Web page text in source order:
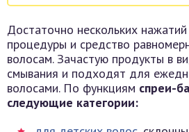
Достаточно нескольких
процедуры и средство
волосам. Зачастую продукты в
смывания и подходят для
волосами. По функциям спреи-
следующие категории: